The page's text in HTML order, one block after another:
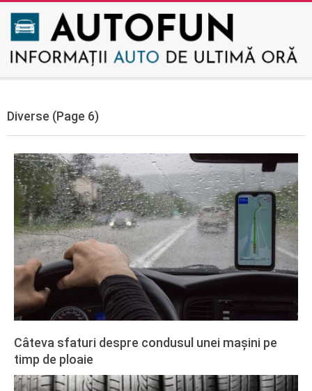
Skip
content
AUTOFUN
Menu
Diverse (Page 6)
Câteva sfaturi despre condusul unei mașini pe
timp de ploaie
2021-